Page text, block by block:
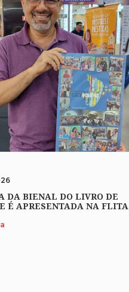
DA BIENAL DO LIVRO DE
É APRESENTADA NA FLITA